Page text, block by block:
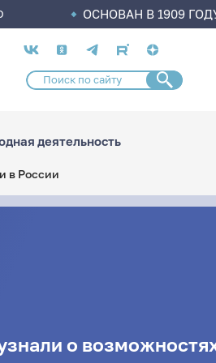
ОСНОВАН В 1909
Социальные
сети
деятельность
в России
о